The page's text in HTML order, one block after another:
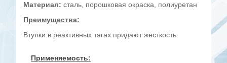
Материал: сталь, порошковая окраска, полиуретан
Преимущества:
Втулки в реактивных тягах придают жесткость.
Применяемость: